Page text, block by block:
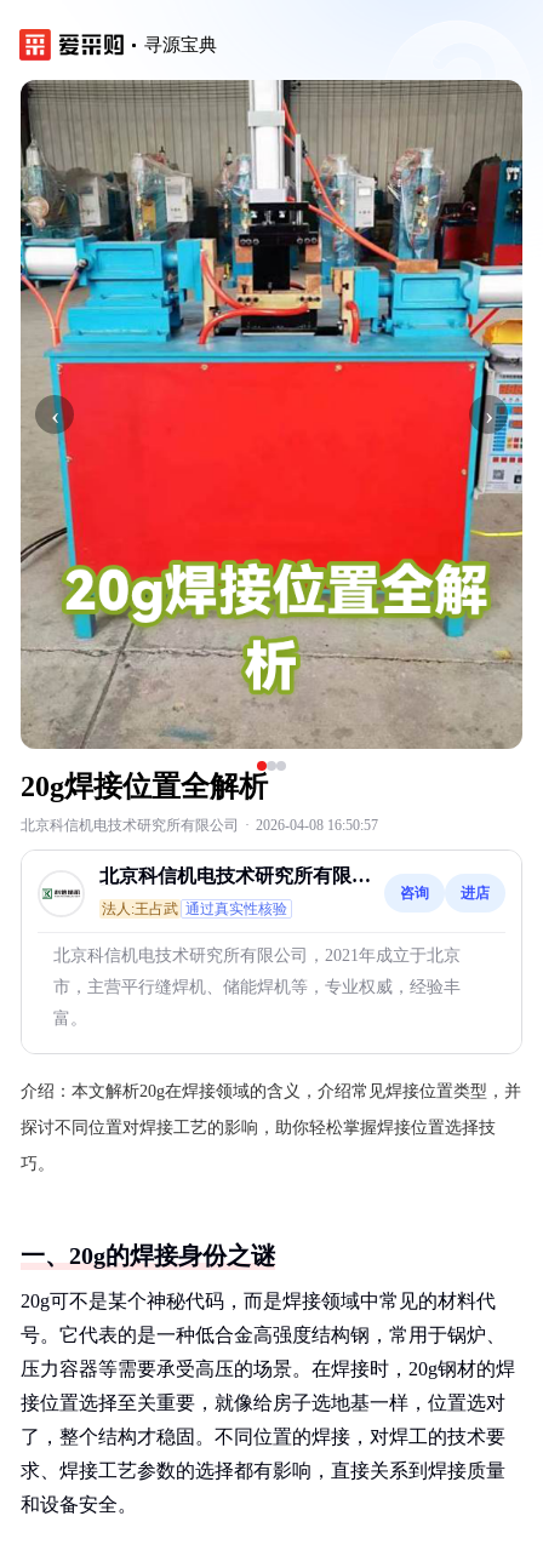
寻源宝典
‹ ›
20g焊接位置全解析
北京科信机电技术研究所有限公司 · 2026-04-08 16:50:57
北京科信机电技术研究所有限公
司
法人:王占武 通过真实性核验
咨询 进店
北京科信机电技术研究所有限公司，2021年成立于北京
市，主营平行缝焊机、储能焊机等，专业权威，经验丰
富。
介绍： 本文解析20g在焊接领域的含义，介绍常见焊接位置类型，并
探讨不同位置对焊接工艺的影响，助你轻松掌握焊接位置选择技
巧。
一、20g的焊接身份之谜
20g可不是某个神秘代码，而是焊接领域中常见的材料代
号。它代表的是一种低合金高强度结构钢，常用于锅炉、
压力容器等需要承受高压的场景。在焊接时，20g钢材的焊
接位置选择至关重要，就像给房子选地基一样，位置选对
了，整个结构才稳固。不同位置的焊接，对焊工的技术要
求、焊接工艺参数的选择都有影响，直接关系到焊接质量
和设备安全。